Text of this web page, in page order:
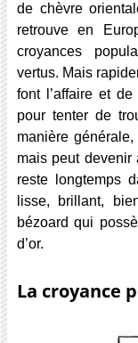
de chèvre
retrouve en
croyances
vertus. Mais
font l’affaire et
pour tenter de
manière
mais peut devenir
reste longtemps
lisse, brillant,
bézoard qui
d’or.
La croyance